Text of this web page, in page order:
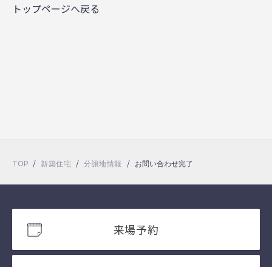
トップページへ戻る
TOP / 新築住宅 / 分譲地情報 / お問い合わせ完了
来場予約